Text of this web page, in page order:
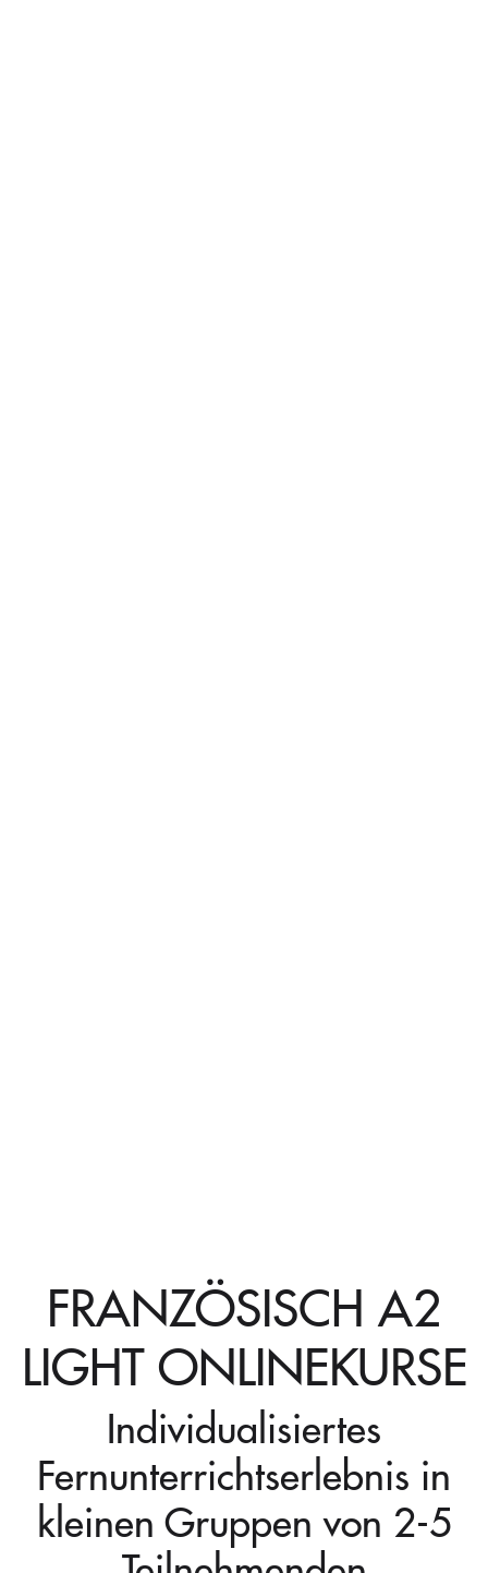
FRANZÖSISCH A2
LIGHT ONLINEKURSE
Individualisiertes
Fernunterrichtserlebnis in
kleinen Gruppen von 2-5